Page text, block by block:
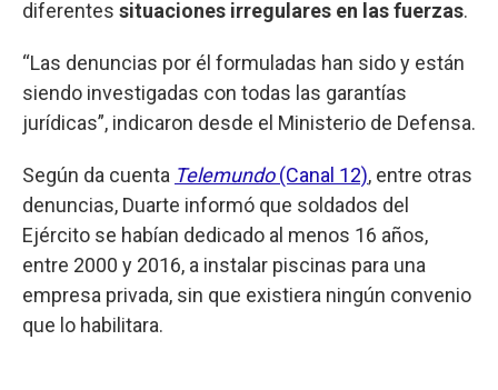
diferentes situaciones irregulares en las fuerzas.
“Las denuncias por él formuladas han sido y están
siendo investigadas con todas las garantías
jurídicas”, indicaron desde el Ministerio de Defensa.
Según da cuenta Telemundo(Canal 12), entre otras
denuncias, Duarte informó que soldados del
Ejército se habían dedicado al menos 16 años,
entre 2000 y 2016, a instalar piscinas para una
empresa privada, sin que existiera ningún convenio
que lo habilitara.